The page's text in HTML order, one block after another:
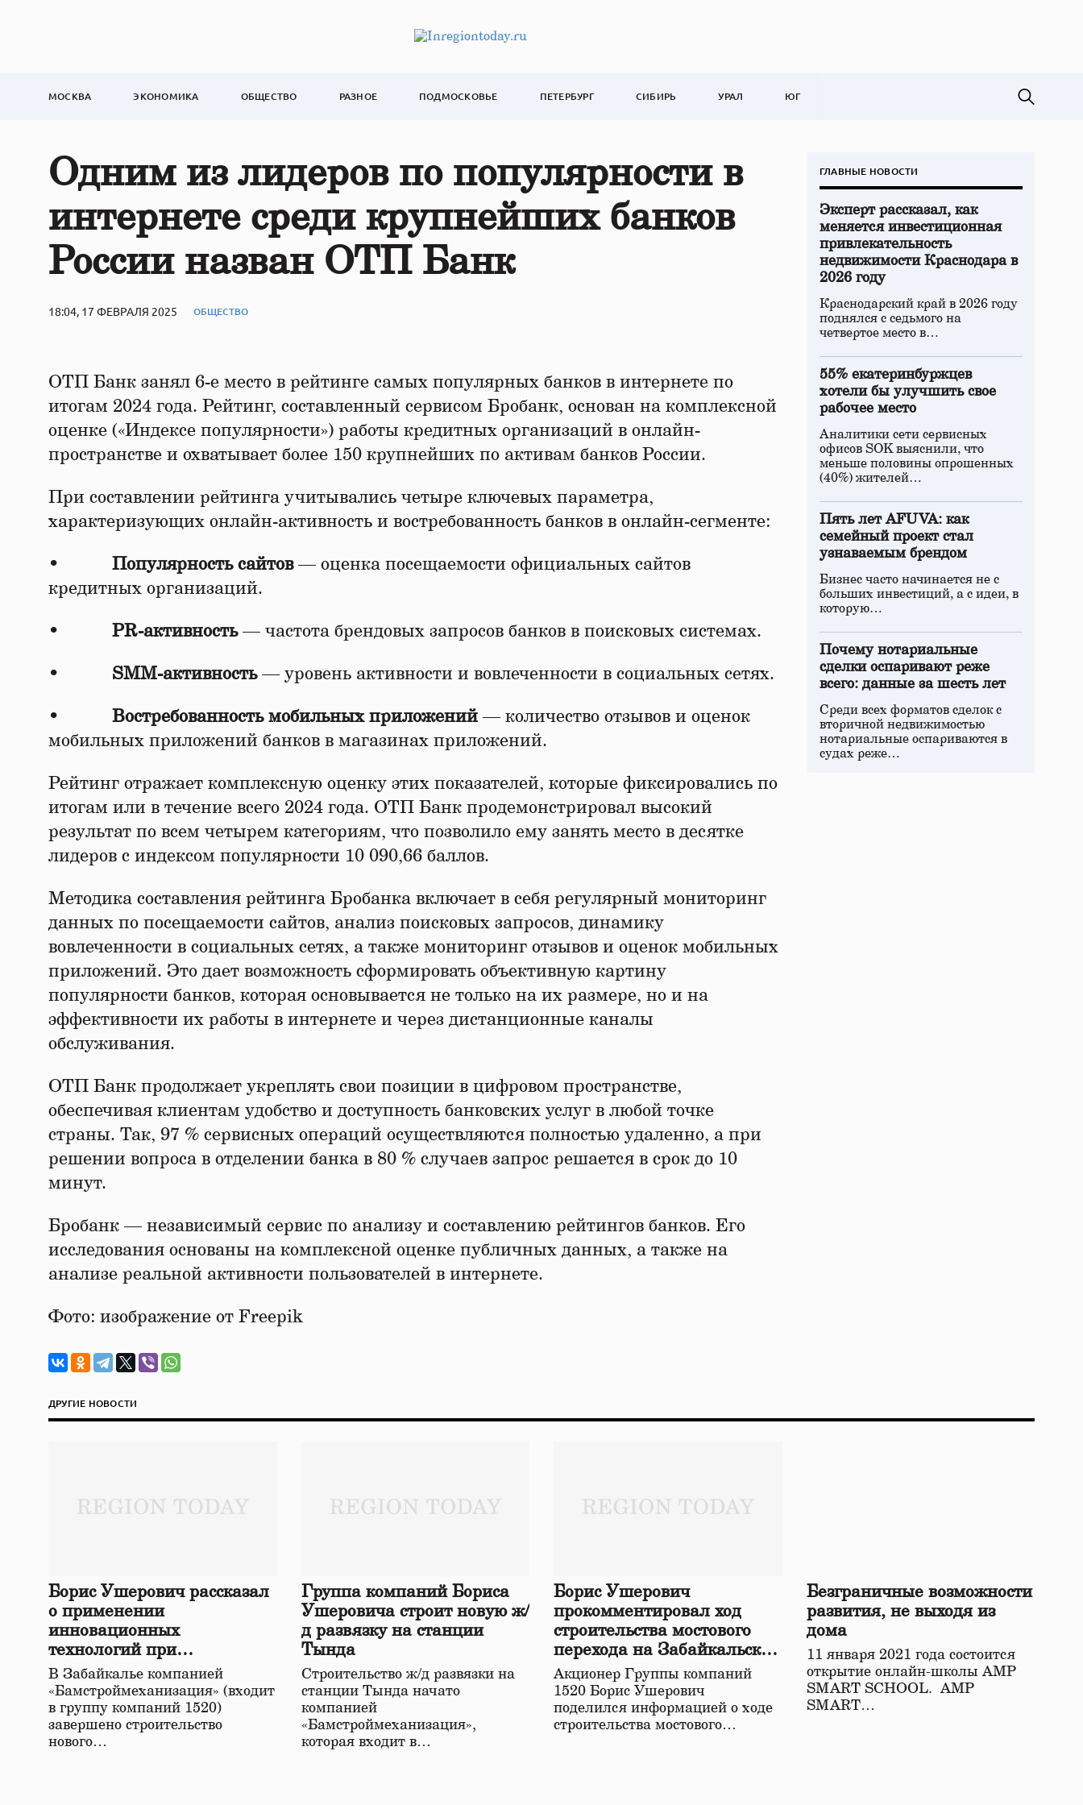
МОСКВА ЭКОНОМИКА ОБЩЕСТВО РАЗНОЕ ПОДМОСКОВЬЕ ПЕТЕРБУРГ СИБИРЬ УРАЛ ЮГ
Одним из лидеров по популярности в
интернете среди крупнейших банков
России назван ОТП Банк
18:04, 17 ФЕВРАЛЯ 2025 ОБЩЕСТВО
ОТП Банк занял 6-е место в рейтинге самых популярных банков в интернете по
итогам 2024 года. Рейтинг, составленный сервисом Бробанк, основан на комплексной
оценке («Индексе популярности») работы кредитных организаций в онлайн-
пространстве и охватывает более 150 крупнейших по активам банков России.
При составлении рейтинга учитывались четыре ключевых параметра,
характеризующих онлайн-активность и востребованность банков в онлайн-сегменте:
• Популярность сайтов— оценка посещаемости официальных сайтов
кредитных организаций.
• PR-активность— частота брендовых запросов банков в поисковых системах.
• SMM-активность— уровень активности и вовлеченности в социальных сетях.
• Востребованность мобильных приложений — количество отзывов и оценок
мобильных приложений банков в магазинах приложений.
Рейтинг отражает комплексную оценку этих показателей, которые фиксировались по
итогам или в течение всего 2024 года. ОТП Банк продемонстрировал высокий
результат по всем четырем категориям, что позволило ему занять место в десятке
лидеров с индексом популярности 10 090,66 баллов.
Методика составления рейтинга Бробанка включает в себя регулярный мониторинг
данных по посещаемости сайтов, анализ поисковых запросов, динамику
вовлеченности в социальных сетях, а также мониторинг отзывов и оценок мобильных
приложений. Это дает возможность сформировать объективную картину
популярности банков, которая основывается не только на их размере, но и на
эффективности их работы в интернете и через дистанционные каналы
обслуживания.
ОТП Банк продолжает укреплять свои позиции в цифровом пространстве,
обеспечивая клиентам удобство и доступность банковских услуг в любой точке
страны. Так, 97 % сервисных операций осуществляются полностью удаленно, а при
решении вопроса в отделении банка в 80 % случаев запрос решается в срок до 10
минут.
Бробанк — независимый сервис по анализу и составлению рейтингов банков. Его
исследования основаны на комплексной оценке публичных данных, а также на
анализе реальной активности пользователей в интернете.
Фото: изображение от Freepik
ГЛАВНЫЕ НОВОСТИ
Эксперт рассказал, как
меняется инвестиционная
привлекательность
недвижимости Краснодара в
2026 году
Краснодарский край в 2026 году
поднялся с седьмого на
четвертое место в…
55% екатеринбуржцев
хотели бы улучшить свое
рабочее место
Аналитики сети сервисных
офисов SOK выяснили, что
меньше половины опрошенных
(40%) жителей…
Пять лет AFUVA: как
семейный проект стал
узнаваемым брендом
Бизнес часто начинается не с
больших инвестиций, а с идеи, в
которую…
Почему нотариальные
сделки оспаривают реже
всего: данные за шесть лет
Среди всех форматов сделок с
вторичной недвижимостью
нотариальные оспариваются в
судах реже…
ДРУГИЕ НОВОСТИ
Борис Ушерович рассказал
о применении
инновационных
технологий при
строительстве нового моста
в Забайкалье
В Забайкалье компанией
«Бамстроймеханизация» (входит
в группу компаний 1520)
завершено строительство
нового…
Группа компаний Бориса
Ушеровича строит новую ж/
д развязку на станции
Тында
Строительство ж/д развязки на
станции Тында начато
компанией
«Бамстроймеханизация»,
которая входит в…
Борис Ушерович
прокомментировал ход
строительства мостового
перехода на Забайкальской
железной дороге
Акционер Группы компаний
1520 Борис Ушерович
поделился информацией о ходе
строительства мостового…
Безграничные возможности
развития, не выходя из
дома
11 января 2021 года состоится
открытие онлайн-школы АМР
SMART SCHOOL. АМР
SMART…